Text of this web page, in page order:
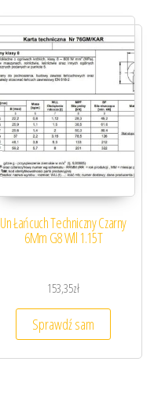
Un Łańcuch Techniczny Czarny
6Mm G8 Wll 1.15T
153,35zł
Sprawdź sam